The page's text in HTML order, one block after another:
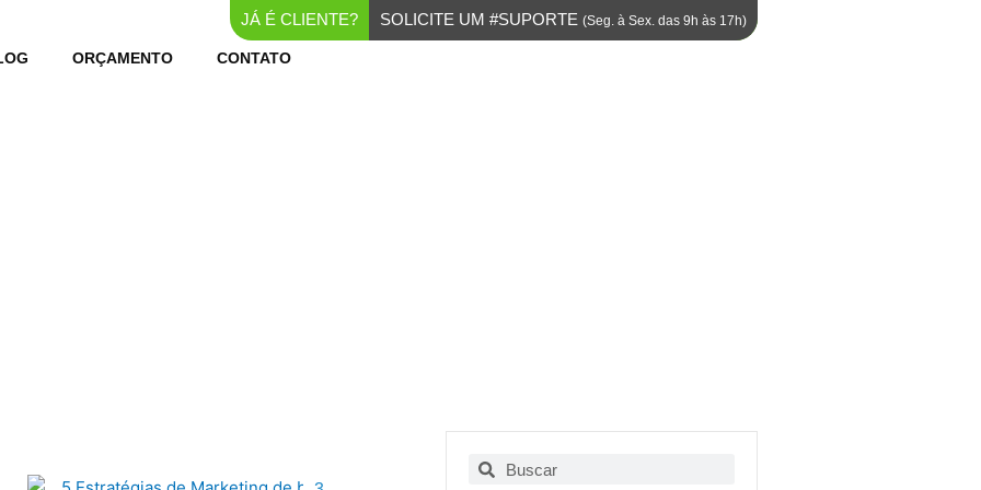
JÁ É CLIENTE? SOLICITE UM #SUPORTE (Seg. à Sex. das 9h às 17h)
ORÇAMENTO CONTATO
Pesquisar
Pesquisar